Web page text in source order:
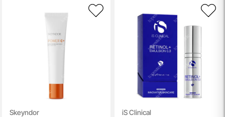
Skeyndor iS Clinical